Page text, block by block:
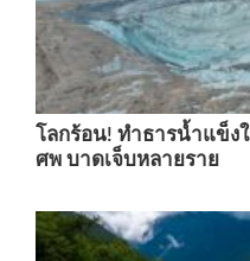
โลกร้อน! ทำธารน้ำแข็ง
ศพ บาดเจ็บหลายราย